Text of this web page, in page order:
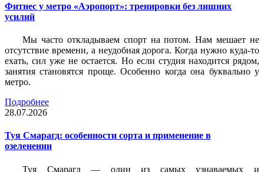
Фитнес у метро «Аэропорт»: тренировки без лишних
усилий
Мы часто откладываем спорт на потом. Нам мешает не
отсутствие времени, а неудобная дорога. Когда нужно куда-то
ехать, сил уже не остается. Но если студия находится рядом,
занятия становятся проще. Особенно когда она буквально у
метро.
Подробнее
28.07.2026
Туя Смарагд: особенности сорта и применение в
озеленении
Туя Смарагд — один из самых узнаваемых и